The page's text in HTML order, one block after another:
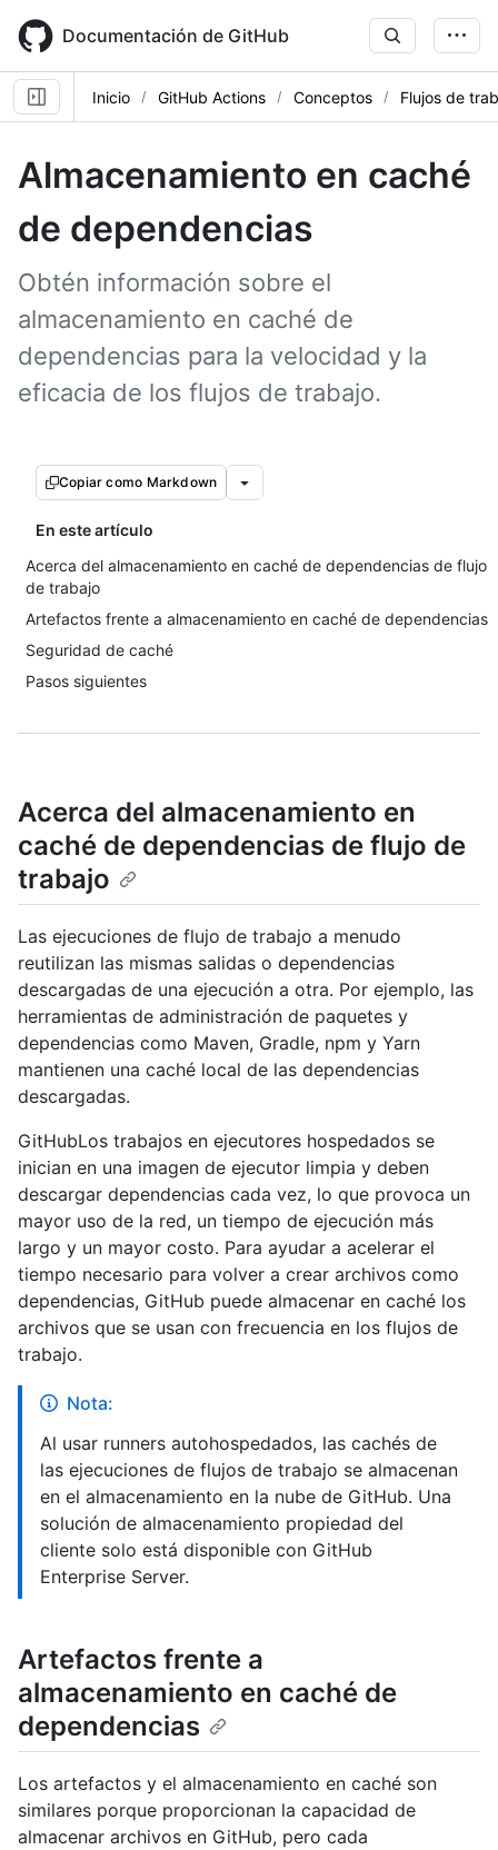
main
content
Documentación de GitHub
Inicio GitHub Actions Conceptos Flujos de
Almacenamiento en caché
de dependencias
Obtén información sobre el
almacenamiento en caché de
dependencias para la velocidad y la
eficacia de los flujos de trabajo.
Copiar como Markdown
En este artículo
Acerca del almacenamiento en caché de dependencias de flujo
de trabajo
Artefactos frente a almacenamiento en caché de dependencias
Seguridad de caché
Pasos siguientes
Acerca del almacenamiento en
caché de dependencias de flujo de
trabajo
Las ejecuciones de flujo de trabajo a menudo
reutilizan las mismas salidas o dependencias
descargadas de una ejecución a otra. Por ejemplo, las
herramientas de administración de paquetes y
dependencias como Maven, Gradle, npm y Yarn
mantienen una caché local de las dependencias
descargadas.
GitHubLos trabajos en ejecutores hospedados se
inician en una imagen de ejecutor limpia y deben
descargar dependencias cada vez, lo que provoca un
mayor uso de la red, un tiempo de ejecución más
largo y un mayor costo. Para ayudar a acelerar el
tiempo necesario para volver a crear archivos como
dependencias, GitHub puede almacenar en caché los
archivos que se usan con frecuencia en los flujos de
trabajo.
Nota:
Al usar runners autohospedados, las cachés de
las ejecuciones de flujos de trabajo se almacenan
en el almacenamiento en la nube de GitHub. Una
solución de almacenamiento propiedad del
cliente solo está disponible con GitHub
Enterprise Server.
Artefactos frente a
almacenamiento en caché de
dependencias
Los artefactos y el almacenamiento en caché son
similares porque proporcionan la capacidad de
almacenar archivos en GitHub, pero cada